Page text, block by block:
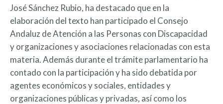
José Sánchez Rubio, ha destacado que en la
elaboración del texto han participado el Consejo
Andaluz de Atención a las Personas con Discapacidad
y organizaciones y asociaciones relacionadas con esta
materia. Además durante el trámite parlamentario ha
contado con la participación y ha sido debatida por
agentes económicos y sociales, entidades y
organizaciones públicas y privadas, así como los